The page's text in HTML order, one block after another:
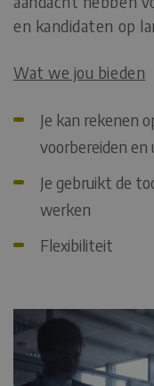
en kandidaten op
Wat we jou bieden
Je kan rekenen
voorbereiden
Je gebruikt de
werken
Flexibiliteit